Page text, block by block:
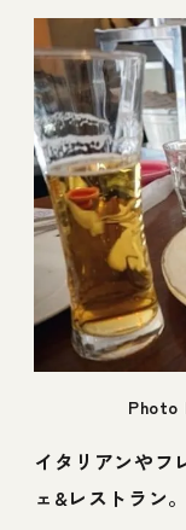
Photo
イタリアンやフ
ェ&レストラン。